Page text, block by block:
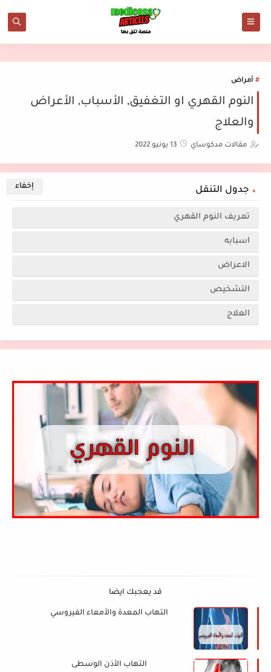
أمراض
النوم القهري او التغفيق, الأسباب, الأعراض
والعلاج
مقالات مدكوساي 13 يونيو 2022
جدول التنقل
تعريف النوم القهري
اسبابه
الاعراض
التشخيص
العلاج
قد يعجبك ايضا
التهاب المعدة والأمعاء الفيروسي
التهاب الأذن الوسطى